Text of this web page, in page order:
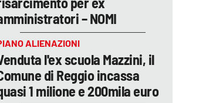
– NOMI
ALIENAZIONI
l'ex scuola Mazzini, il
di Reggio incassa
1 milione e 200mila euro